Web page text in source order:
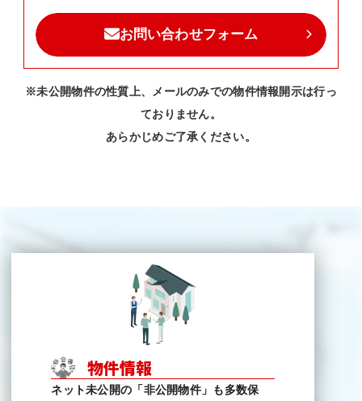
お問い合わせフォーム
※未公開物件の性質上、メールのみでの物件情報開示は行っ
ておりません。
あらかじめご了承ください。
物件情報
ネット未公開の「非公開物件」も多数保